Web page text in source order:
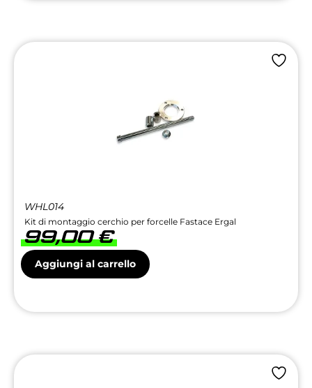
WHL014
Kit di montaggio cerchio per forcelle Fastace Ergal
99,00€
Aggiungi al carrello